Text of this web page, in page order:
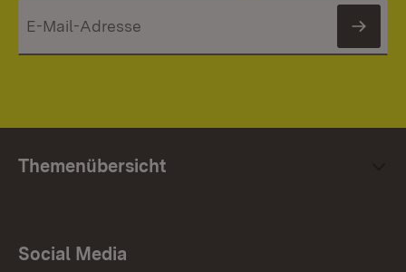
Themenübersicht
Social Media